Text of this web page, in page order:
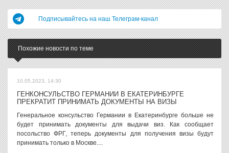
Подписывайтесь на наш Телеграм-канал
Похожие новости по теме
10.05.2023, 14:30
ГЕНКОНСУЛЬСТВО ГЕРМАНИИ В ЕКАТЕРИНБУРГЕ
ПРЕКРАТИТ ПРИНИМАТЬ ДОКУМЕНТЫ НА ВИЗЫ
Генеральное консульство Германии в Екатеринбурге больше не
будет принимать документы для выдачи виз. Как сообщает
посольство ФРГ, теперь документы для получения визы будут
принимать только в Москве....